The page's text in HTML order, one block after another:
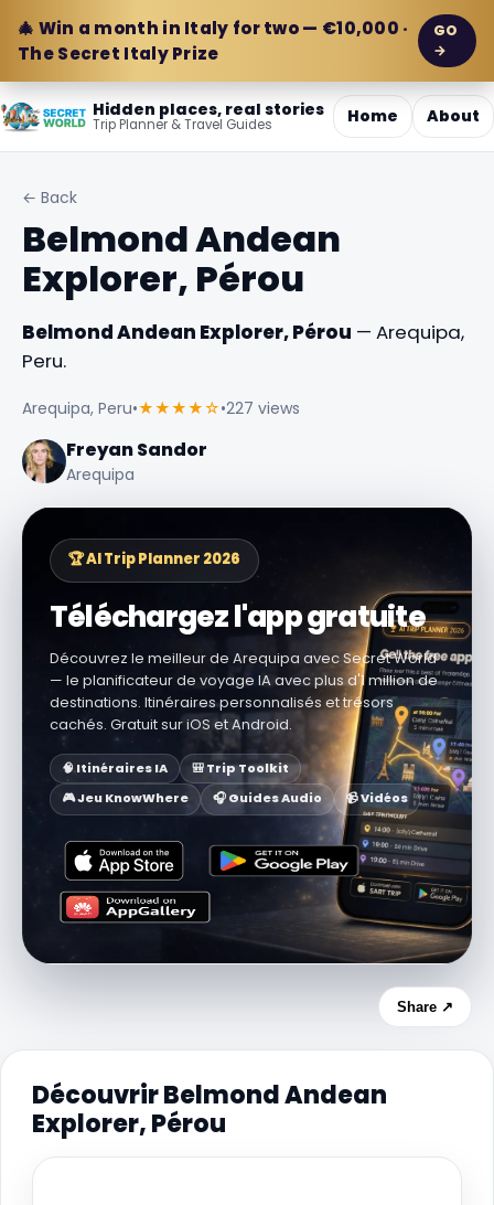
🎄 Win a month in Italy for two — €10,000 ·
The Secret Italy Prize
GO
→
Hidden places, real stories
Trip Planner & Travel Guides Home About
← Back
Belmond Andean
Explorer, Pérou
Belmond Andean Explorer, Pérou — Arequipa,
Peru.
Arequipa, Peru•★★★★☆•227 views
Freyan Sandor
Arequipa
🏆 AI Trip Planner 2026
Téléchargez l'app gratuite
Découvrez le meilleur de Arequipa avec Secret World
— le planificateur de voyage IA avec plus d'1 million de
destinations. Itinéraires personnalisés et trésors
cachés. Gratuit sur iOS et Android.
🧠 Itinéraires IA
🎒 Trip Toolkit
🎮 Jeu KnowWhere
🎧 Guides Audio 📹 Vidéos
Share ↗
Découvrir Belmond Andean
Explorer, Pérou